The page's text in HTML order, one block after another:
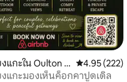
แกะใน Oulton H คะแนนเฉลี่ย
4.95 (222)
แกะมองเห็นค็อกคาปูดเดิล